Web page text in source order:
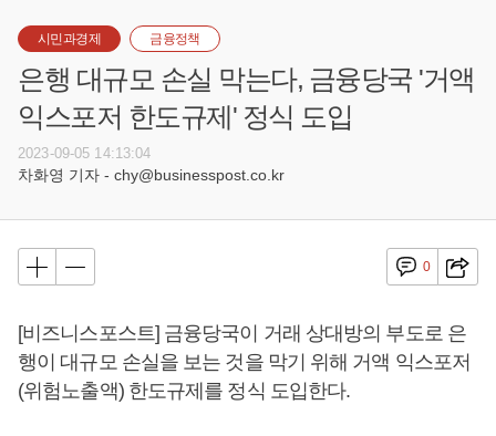
시민과경제 금융정책
은행 대규모 손실 막는다, 금융당국 '거액
익스포저 한도규제' 정식 도입
2023-09-05 14:13:04
차화영 기자 - chy@businesspost.co.kr
0
[비즈니스포스트] 금융당국이 거래 상대방의 부도로 은
행이 대규모 손실을 보는 것을 막기 위해 거액 익스포저
(위험노출액) 한도규제를 정식 도입한다.